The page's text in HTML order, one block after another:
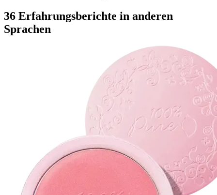
36 Erfahrungsberichte in anderen
Sprachen